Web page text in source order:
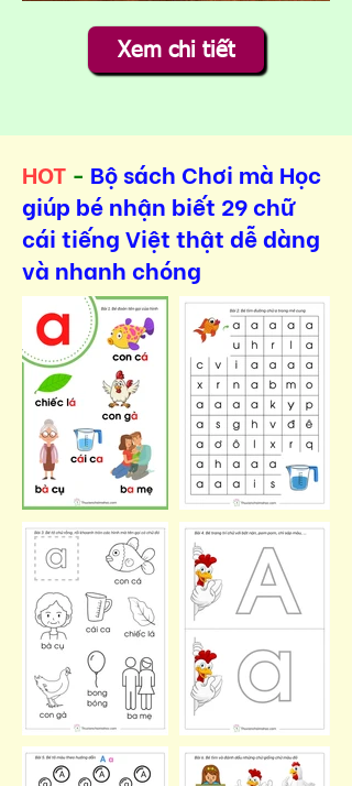
Xem chi tiết
HOT - Bộ sách Chơi mà Học
giúp bé nhận biết 29 chữ
cái tiếng Việt thật dễ dàng
và nhanh chóng